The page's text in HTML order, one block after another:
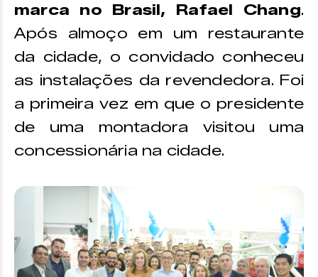
marca no Brasil, Rafael Chang.
Após almoço em um restaurante
da cidade, o convidado conheceu
as instalações da revendedora. Foi
a primeira vez em que o presidente
de uma montadora visitou uma
concessionária na cidade.